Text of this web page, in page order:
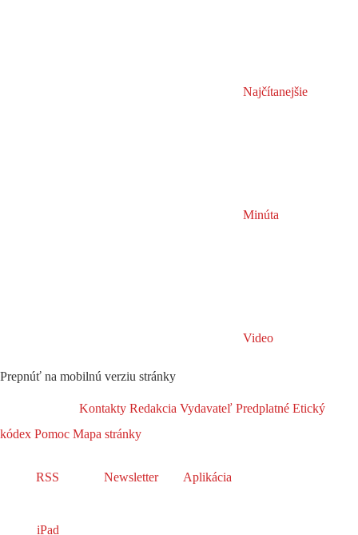
Najčítanejšie
Minúta
Video
Prepnúť na mobilnú verziu stránky
Kontakty Redakcia Vydavateľ Predplatné Etický
kódex Pomoc Mapa stránky
RSS Newsletter Aplikácia
iPad